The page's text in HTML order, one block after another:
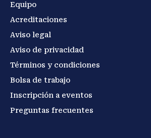
Equipo
Acreditaciones
Aviso legal
Aviso de privacidad
Términos y condiciones
Bolsa de trabajo
Inscripción a eventos
Preguntas frecuentes